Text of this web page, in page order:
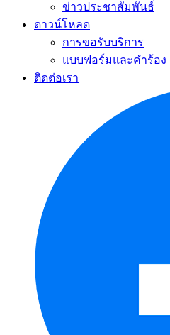
ข่าวประชาสัมพันธ์
ดาวน์โหลด
การขอรับบริการ
แบบฟอร์มและคำร้อง
ติดต่อเรา